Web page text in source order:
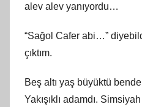
alev alev yanıyordu…
“Sağol Cafer abi…”
çıktım.
Beş altı yaş büyüktü
Yakışıklı adamdı.